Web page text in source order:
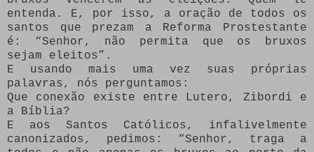
entenda. E, por isso, a oração de todos os
santos que prezam a Reforma Prostestante
é: “Senhor, não permita que os bruxos
sejam eleitos”.
E usando mais uma vez suas próprias
palavras, nós perguntamos:
Que conexão existe entre Lutero, Zibordi e
a Bíblia?
E aos Santos Católicos, infalivelmente
canonizados, pedimos: “Senhor, traga a